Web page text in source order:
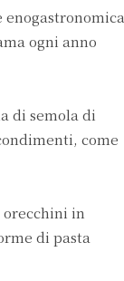
ogni anno
di semola di
come
in
di pasta